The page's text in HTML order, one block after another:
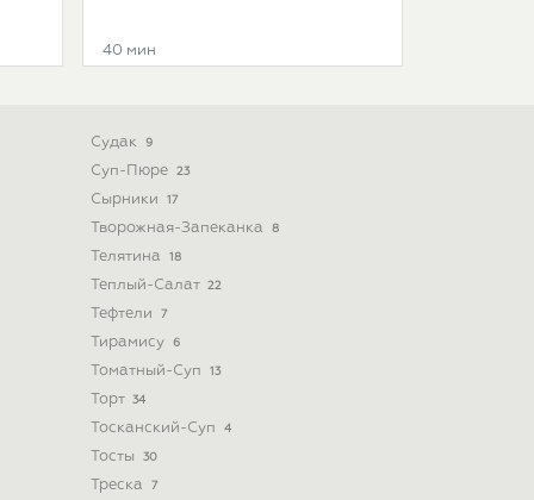
40 мин
Судак 9
Суп-Пюре 23
Сырники 17
Творожная-Запеканка 8
Телятина 18
Теплый-Салат 22
Тефтели 7
Тирамису 6
Томатный-Суп 13
Торт 34
Тосканский-Суп 4
Тосты 30
Треска 7